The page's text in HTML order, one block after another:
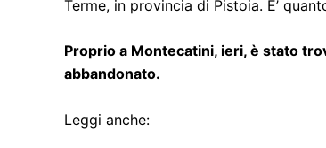
Terme, in provincia di Pistoia. E’
Proprio a Montecatini, ieri, è stato
abbandonato.
Leggi anche: